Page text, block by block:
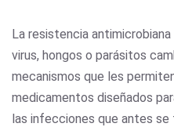
La resistencia
virus, hongos o parásitos
mecanismos que les
medicamentos diseñados
las infecciones que antes